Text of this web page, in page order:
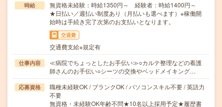
時給
無資格未経験：時給1350円～ 経験者：時給1400円～
★日払い／週払い制度あり（月払いも選べます）※稼働開
始時は手続き完了次第のお支払いとなります。
交通費
交通費支給※規定有
仕事内容
≪病院でちょっとしたお手伝い≫○カルテ整理などの看護
師さんのお手伝い○シーツの交換やベッドメイキング…
応募資格
職種未経験OK / ブランクOK / パソコンスキル不要 / 英語力
不要
無資格・未経験OK年齢不問★10名以上採用予定★履歴書